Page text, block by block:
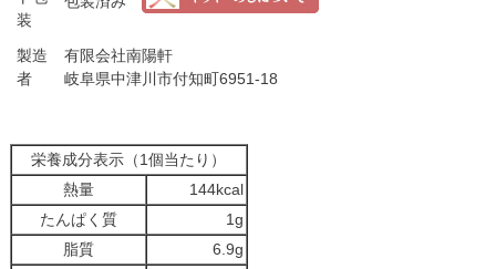
装
製造
者
有限会社南陽軒
岐阜県中津川市付知町6951-18
栄養成分表示（1個当たり）
熱量
144kcal
たんぱく質
1g
脂質
6.9g